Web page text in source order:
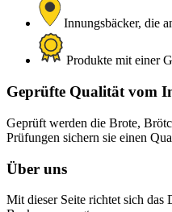
Innungsbäcker, die
Produkte mit einer
Geprüfte Qualität vom
Geprüft werden die Brote,
Prüfungen sichern sie einen
Über uns
Mit dieser Seite richtet sich das